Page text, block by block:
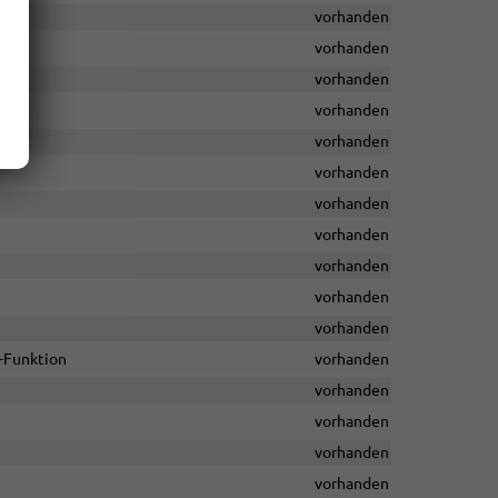
vorhanden
vorhanden
vorhanden
vorhanden
vorhanden
vorhanden
vorhanden
vorhanden
vorhanden
vorhanden
vorhanden
Funktion
vorhanden
vorhanden
vorhanden
vorhanden
vorhanden